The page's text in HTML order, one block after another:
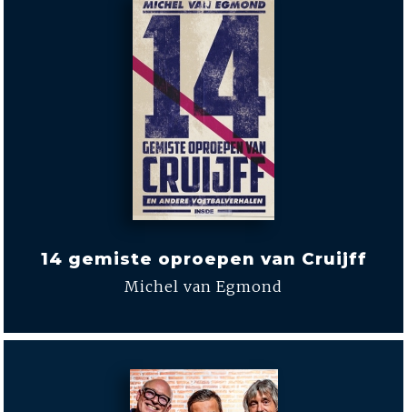
14 gemiste oproepen van Cruijff
Michel van Egmond